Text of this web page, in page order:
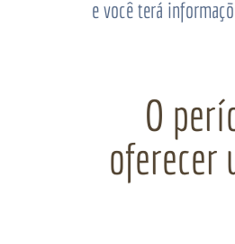
e você terá
O
oferecer